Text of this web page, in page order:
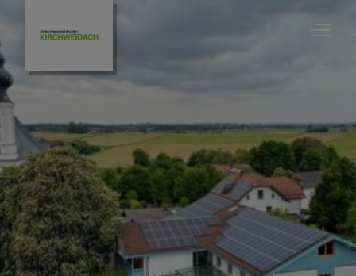
VG
Die Verwaltungsgemeinschaft
Amtl. Bekanntmachungen